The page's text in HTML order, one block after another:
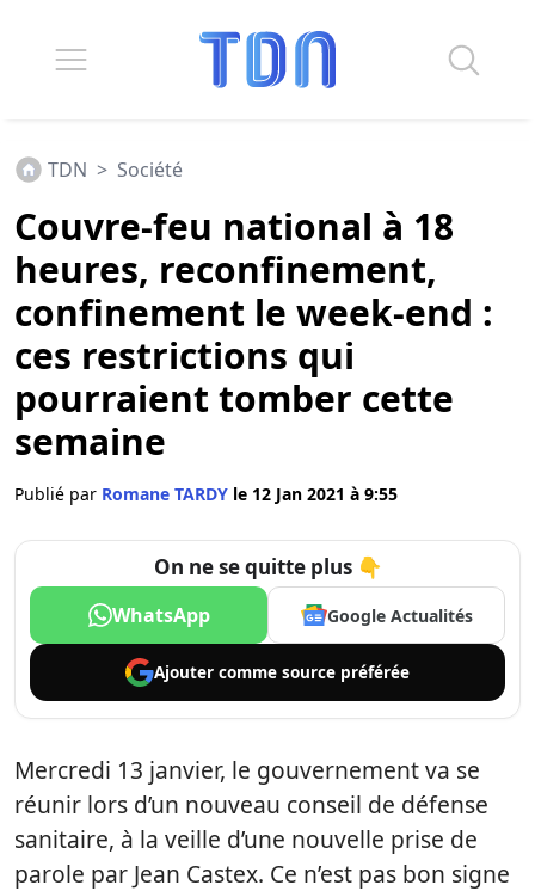
TDN > Société
Couvre-feu national à 18
heures, reconfinement,
confinement le week-end :
ces restrictions qui
pourraient tomber cette
semaine
Publié par Romane TARDY le 12 Jan 2021 à 9:55
On ne se quitte plus 👇
WhatsApp Google Actualités
Ajouter comme source préférée
Mercredi 13 janvier, le gouvernement va se
réunir lors d’un nouveau conseil de défense
sanitaire, à la veille d’une nouvelle prise de
parole par Jean Castex. Ce n’est pas bon signe